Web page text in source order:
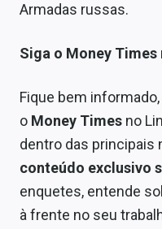
Armadas russas.
Siga o Money Times
Fique bem
o Money Times no
dentro das principais
conteúdo exclusivo
enquetes, entende
à frente no seu